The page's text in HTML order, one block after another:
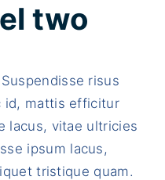
two
risus
id, mattis efficitur
lacus, vitae ultricies
ipsum lacus,
tristique quam.